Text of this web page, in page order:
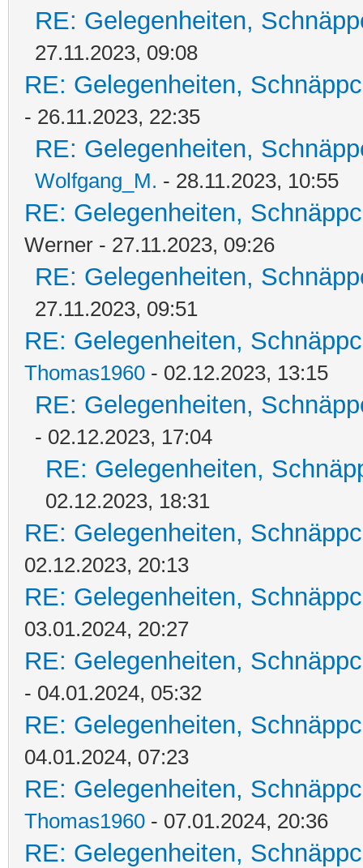
RE: Gelegenheiten,
27.11.2023, 09:08
RE: Gelegenheiten,
- 26.11.2023, 22:35
RE: Gelegenheiten,
Wolfgang_M. - 28.11.2023, 10:55
RE: Gelegenheiten,
Werner - 27.11.2023, 09:26
RE: Gelegenheiten,
27.11.2023, 09:51
RE: Gelegenheiten,
Thomas1960 - 02.12.2023, 13:15
RE: Gelegenheiten,
- 02.12.2023, 17:04
RE: Gelegenheiten,
02.12.2023, 18:31
RE: Gelegenheiten,
02.12.2023, 20:13
RE: Gelegenheiten,
03.01.2024, 20:27
RE: Gelegenheiten,
- 04.01.2024, 05:32
RE: Gelegenheiten,
04.01.2024, 07:23
RE: Gelegenheiten,
Thomas1960 - 07.01.2024, 20:36
RE: Gelegenheiten,